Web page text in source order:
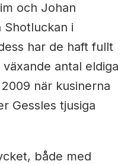
och Johan
i
har de haft fullt
antal eldiga
när kusinerna
Gessles tjusiga
både med